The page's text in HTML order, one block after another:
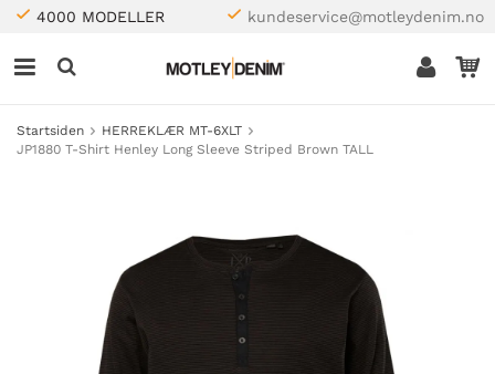
4000 MODELLER kundeservice@motleydenim.no
Startsiden
HERREKLÆR MT-6XLT
JP1880 T-Shirt Henley Long Sleeve Striped Brown TALL